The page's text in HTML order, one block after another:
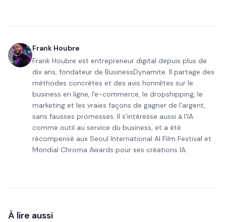
Frank Houbre
Frank Houbre est entrepreneur digital depuis plus de
dix ans, fondateur de BusinessDynamite. Il partage des
méthodes concrètes et des avis honnêtes sur le
business en ligne, l'e-commerce, le dropshipping, le
marketing et les vraies façons de gagner de l'argent,
sans fausses promesses. Il s'intéresse aussi à l'IA
comme outil au service du business, et a été
récompensé aux Seoul International AI Film Festival et
Mondial Chroma Awards pour ses créations IA.
À lire aussi